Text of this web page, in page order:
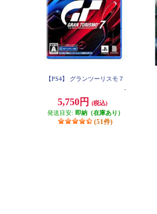
【PS4】 グランツーリスモ７
5,750円
(税込)
発送目安: 即納（在庫あり）
(51件)